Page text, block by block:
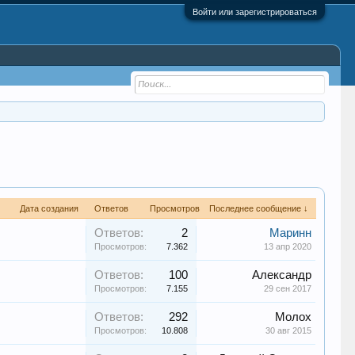
Войти или зарегистрироваться
Дата создания Ответов Просмотров Последнее сообщение ↓
Ответов: 2
Просмотров: 7.362
Маринн
13 апр 2020
Ответов: 100
Просмотров: 7.155
Александр
29 сен 2017
Ответов: 292
Просмотров: 10.808
Молох
30 авг 2015